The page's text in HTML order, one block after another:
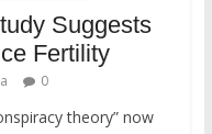
Suggests
Fertility
0
theory” now